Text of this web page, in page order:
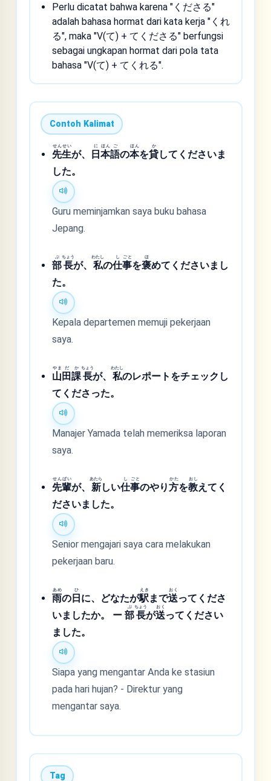
Perlu dicatat bahwa karena "くださる"
adalah bahasa hormat dari kata kerja "くれ
る", maka "V(て) + てくださる" berfungsi
sebagai ungkapan hormat dari pola tata
bahasa "V(て) + てくれる".
Contoh Kalimat
先
せん
生
せい
が、 日
に
本
ほん
語
ご
の本
ほん
を貸
か
してくださいま
した。
Guru meminjamkan saya buku bahasa
Jepang.
部
ぶ
長
ちょう
が、 私
わたし
の仕
し
事
ごと
を褒
ほ
めてくださいまし
た。
Kepala departemen memuji pekerjaan
saya.
山
やま
田
だ
課
か
長
ちょう
が、 私
わたし
のレポートをチェックし
てくださった。
Manajer Yamada telah memeriksa laporan
saya.
先
せん
輩
ぱい
が、 新
あたら
しい仕
し
事
ごと
のやり方
かた
を教
おし
えてく
ださいました。
Senior mengajari saya cara melakukan
pekerjaan baru.
雨
あめ
の日
ひ
に、どなたが駅
えき
まで送
おく
ってくださ
いましたか。 ー部
ぶ
長
ちょう
が送
おく
ってください
ました。
Siapa yang mengantar Anda ke stasiun
pada hari hujan? - Direktur yang
mengantar saya.
Tag